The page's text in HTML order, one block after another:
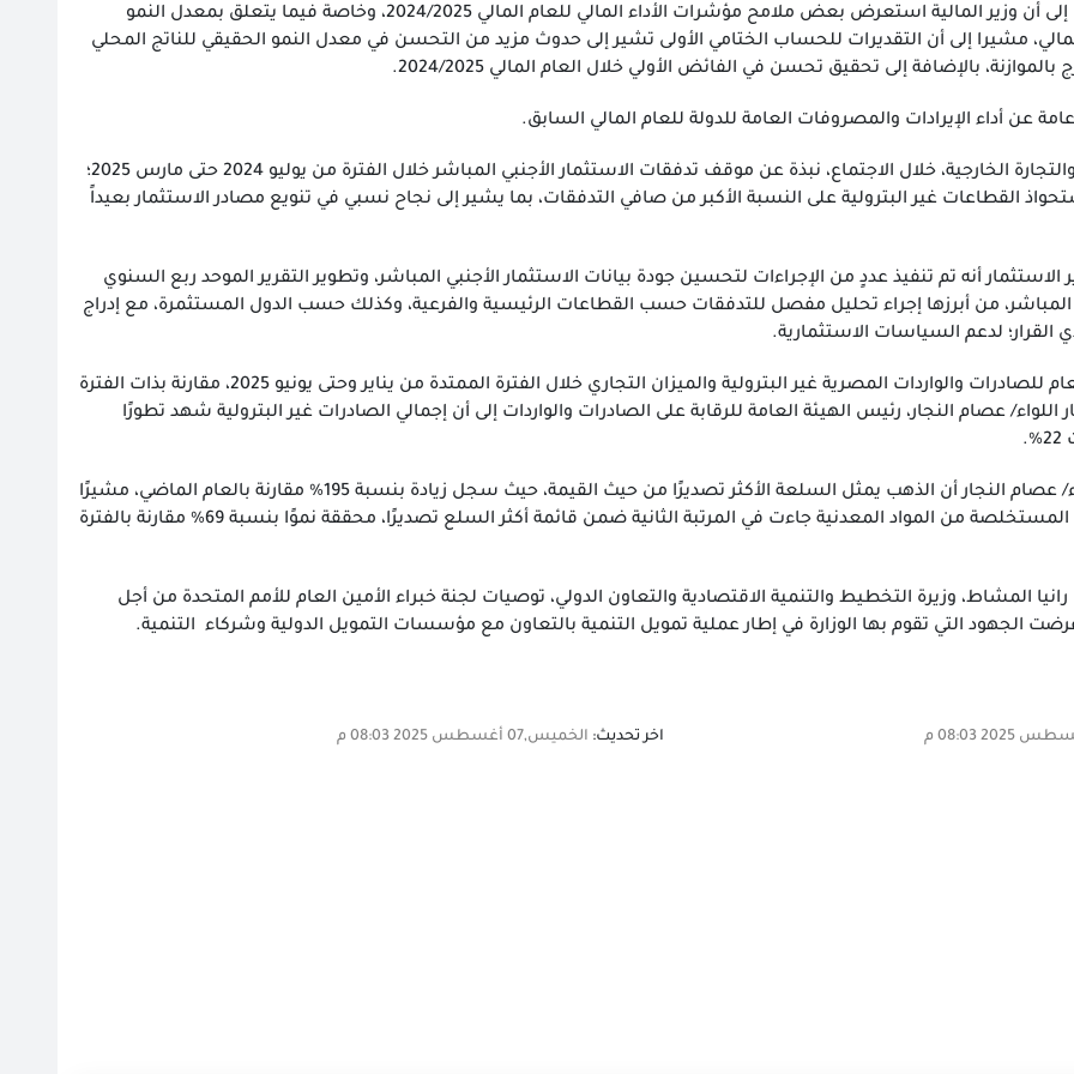
كما أشار المتحدث الرسمي إلى أن وزير المالية استعرض بعض ملامح مؤشرات الأداء المالي للعام المالي 2024/2025، وخاصة فيما يتعلق بمعدل النمو
مشيرا إلى أن التقديرات للحساب الختامي الأولى تشير إلى حدوث مزيد من التحسن في معدل النمو الحقيقي للناتج المحلي
بالإضافة إلى تحقيق تحسن في الفائض الأولي خلال العام المالي 2024/2025.
عن أداء الإيرادات والمصروفات العامة للدولة للعام المالي السابق.
واستعرض وزير الاستثمار والتجارة الخارجية، خلال الاجتماع، نبذة عن موقف تدفقات الاستثمار الأجنبي المباشر خلال الفترة من يوليو 2024 حتى مارس 2025؛
القطاعات غير البترولية على النسبة الأكبر من صافي التدفقات، بما يشير إلى نجاح نسبي في تنويع مصادر الاستثمار بعيداً
أنه تم تنفيذ عددٍ من الإجراءات لتحسين جودة بيانات الاستثمار الأجنبي المباشر، وتطوير التقرير الموحد ربع السنوي
المباشر، من أبرزها إجراء تحليل مفصل للتدفقات حسب القطاعات الرئيسية والفرعية، وكذلك حسب الدول المستثمرة، مع إدراج
لدعم السياسات الاستثمارية.
كما تناول الاجتماع الأداء العام للصادرات والواردات المصرية غير البترولية والميزان التجاري خلال الفترة الممتدة من يناير وحتى يونيو 2025، مقارنة بذات الفترة
عصام النجار، رئيس الهيئة العامة للرقابة على الصادرات والواردات إلى أن إجمالي الصادرات غير البترولية شهد تطورًا
وفي ضوء ذلك، أوضح اللواء/ عصام النجار أن الذهب يمثل السلعة الأكثر تصديرًا من حيث القيمة، حيث سجل زيادة بنسبة 195% مقارنة بالعام الماضي، مشيرًا
إلى أن زيوت النفط والزيوت المستخلصة من المواد المعدنية جاءت في المرتبة الثانية ضمن قائمة أكثر السلع تصديرًا، محققة نموًا بنسبة 69% مقارنة بالفترة
المشاط، وزيرة التخطيط والتنمية الاقتصادية والتعاون الدولي، توصيات لجنة خبراء الأمين العام للأمم المتحدة من أجل
الجهود التي تقوم بها الوزارة في إطار عملية تمويل التنمية بالتعاون مع مؤسسات التمويل الدولية وشركاء التنمية.
اخر تحديث: الخميس,07 أغسطس 2025 08:03 م